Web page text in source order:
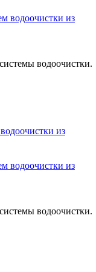
водоочистки.
из
водоочистки.